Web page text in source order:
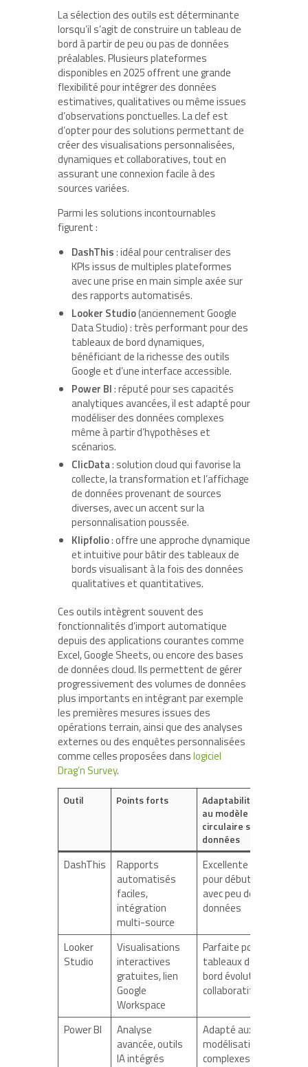
La sélection des outils est déterminante
lorsqu’il s’agit de construire un tableau de
bord à partir de peu ou pas de données
préalables. Plusieurs plateformes
disponibles en 2025 offrent une grande
flexibilité pour intégrer des données
estimatives, qualitatives ou même issues
d’observations ponctuelles. La clef est
d’opter pour des solutions permettant de
créer des visualisations personnalisées,
dynamiques et collaboratives, tout en
assurant une connexion facile à des
sources variées.
Parmi les solutions incontournables
figurent :
DashThis: idéal pour centraliser des
KPIs issus de multiples plateformes
avec une prise en main simple axée sur
des rapports automatisés.
Looker Studio(anciennement Google
Data Studio) : très performant pour des
tableaux de bord dynamiques,
bénéficiant de la richesse des outils
Google et d’une interface accessible.
Power BI: réputé pour ses capacités
analytiques avancées, il est adapté pour
modéliser des données complexes
même à partir d’hypothèses et
scénarios.
ClicData: solution cloud qui favorise la
collecte, la transformation et l’affichage
de données provenant de sources
diverses, avec un accent sur la
personnalisation poussée.
Klipfolio: offre une approche dynamique
et intuitive pour bâtir des tableaux de
bords visualisant à la fois des données
qualitatives et quantitatives.
Ces outils intègrent souvent des
fonctionnalités d’import automatique
depuis des applications courantes comme
Excel, Google Sheets, ou encore des bases
de données cloud. Ils permettent de gérer
progressivement des volumes de données
plus importants en intégrant par exemple
les premières mesures issues des
opérations terrain, ainsi que des analyses
externes ou des enquêtes personnalisées
comme celles proposées danslogiciel
Drag’n Survey.
Outil Points forts
Adaptabilité
au modèle
circulaire sans
données
DashThis
Rapports
automatisés
faciles,
intégration
multi-source
Excellente
pour débuter
avec peu de
données
Looker
Studio
Visualisations
interactives
gratuites, lien
Google
Workspace
Parfaite pour
tableaux de
bord évolutifs
collaboratifs
Power BI
Analyse
avancée, outils
IA intégrés
Adapté aux
modélisations
complexes et